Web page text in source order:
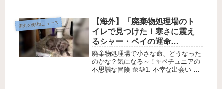
が広がっています。この地域は、命の
源を失った生態系の物語を物語って
い...
海外の動物ニュース
【海外】「廃棄物処理場のト
イレで見つけた！寒さに震え
るシャー・ペイの運命
は？！」
廃棄物処理場で小さな命、どうなった
のかな？気になる～！✨ペチュニアの
不思議な冒険 🌼🐶1. 不幸な出会い 💔